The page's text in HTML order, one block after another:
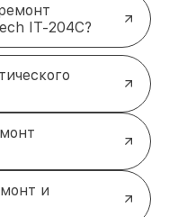
IT-204C?
и